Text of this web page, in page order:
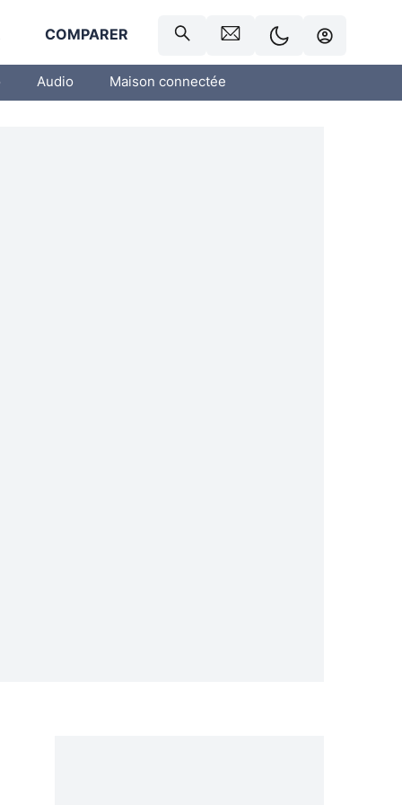
COMPARER
Audio Maison connectée